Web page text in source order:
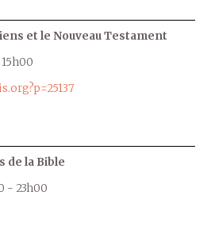
et le Nouveau Testament
15h00
de la Bible
- 23h00